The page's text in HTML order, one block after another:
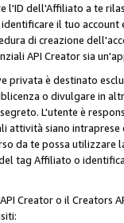
l'ID dell'Affiliato a te
il tuo account
di creazione
API Creator sia
privata è destinato
o divulgare in
L'utente è
attività siano
da te possa
tag Affiliato o
Creator o il Creators